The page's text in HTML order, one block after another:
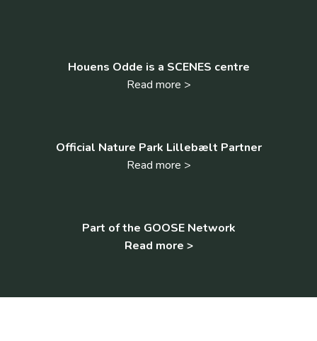
Houens Odde is a SCENES centre
Read more >
Official Nature Park Lillebælt Partner
Read more >
Part of the GOOSE Network
Read more >